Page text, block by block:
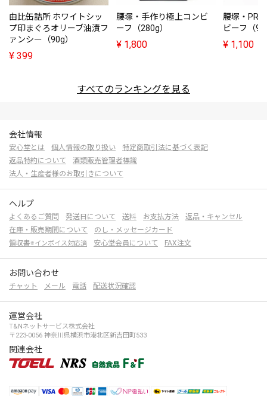
由比缶詰所 ホワイトシッ
プ印まぐろオリーブ油漬フ
ァンシー（90g）
¥ 399
腰塚・手作り極上コンビ
ーフ（280g）
¥ 1,800
腰塚・
ビーフ（
¥ 1,100
すべてのランキングを見る
会社情報
安心堂とは 個人情報の取り扱い
特定商取引法に基づく表記
返品特約について
酒類販売管理者標識
法人・生産者様のお取引きについて
ヘルプ
よくあるご質問 発送日について 送料 お支払方法
返品・キャンセル
在庫・販売期間について
のし・メッセージカード
領収書※インボイス対応済 安心堂会員について FAX注文
お問い合わせ
チャット メール 電話 配送状況確認
運営会社
T&Nネットサービス株式会社
〒223-0056 神奈川県横浜市港北区新吉田町533
関連会社